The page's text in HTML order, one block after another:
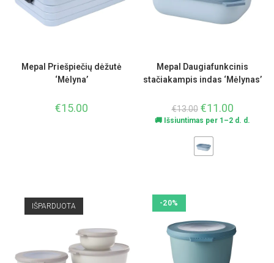
Mepal Priešpiečių dėžutė
‘Mėlyna’
€15.00
Mepal Daugiafunkcinis
stačiakampis indas ‘Mėlynas’
€13.00 €11.00
🚚 Išsiuntimas per 1–2 d. d.
IŠPARDUOTA -20%